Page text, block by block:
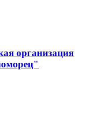
организация